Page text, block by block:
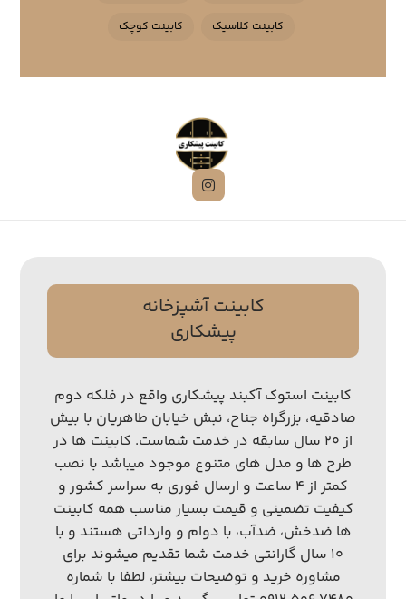
کابینت کلاسیک کابینت کوچک
کابینت آشپزخانه
پیشکاری
کابینت استوک آکبند پیشکاری واقع در فلکه دوم
صادقیه، بزرگراه جناح، نبش خیابان طاهریان با بیش
از ۲۰ سال سابقه در خدمت شماست. کابینت ها در
طرح ها و مدل های متنوع موجود میباشد با نصب
کمتر از ۴ ساعت و ارسال فوری به سراسر کشور و
کیفیت تضمینی و قیمت بسیار مناسب همه کابینت
ها ضدخش، ضدآب، با دوام و وارداتی هستند و با
۱۰ سال گارانتی خدمت شما تقدیم میشوند برای
مشاوره خرید و توضیحات بیشتر، لطفا با شماره